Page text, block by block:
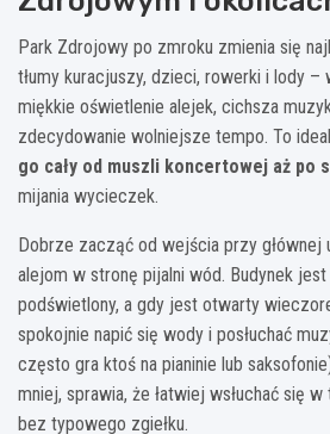
Park Zdrojowy po zmroku zmienia się
tłumy kuracjuszy, dzieci, rowerki i lody
miękkie oświetlenie alejek, cichsza
zdecydowanie wolniejsze tempo. To
go cały od muszli koncertowej aż po
mijania wycieczek.
Dobrze zacząć od wejścia przy głównej
alejom w stronę pijalni wód. Budynek
podświetlony, a gdy jest otwarty
spokojnie napić się wody i posłuchać
często gra ktoś na pianinie lub
mniej, sprawia, że łatwiej wsłuchać się
bez typowego zgiełku.